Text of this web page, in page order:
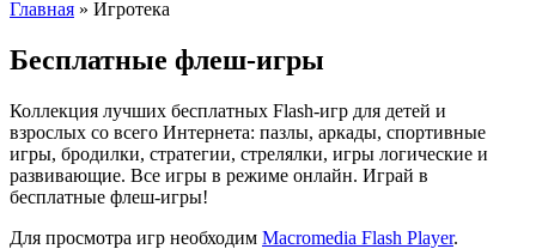
Главная » Игротека
Бесплатные флеш-игры
Коллекция лучших бесплатных Flash-игр для детей и
взрослых со всего Интернета: пазлы, аркады, спортивные
игры, бродилки, стратегии, стрелялки, игры логические и
развивающие. Все игры в режиме онлайн. Играй в
бесплатные флеш-игры!
Для просмотра игр необходим Macromedia Flash Player.